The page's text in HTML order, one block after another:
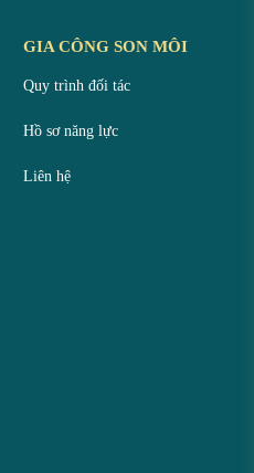
GIA CÔNG SON MÔI
Quy trình đối tác
Hồ sơ năng lực
Liên hệ